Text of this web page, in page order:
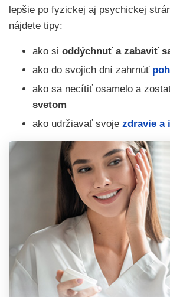
lepšie po fyzickej aj psychickej
nájdete tipy:
ako si oddýchnuť a zabaviť
ako do svojich dní zahrnúť
ako sa necítiť osamelo a
svetom
ako udržiavať svoje zdravie a